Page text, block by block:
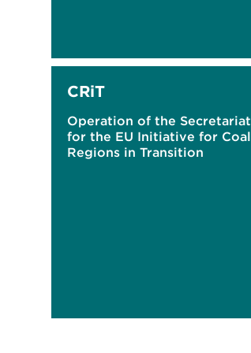
CRiT
Operation of the Secretariat
for the EU Initiative for Coal
Regions in Transition